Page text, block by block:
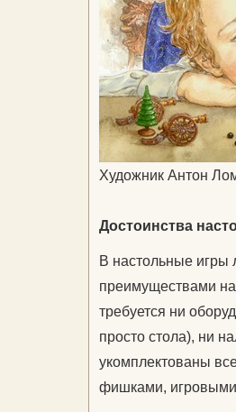
Художник Антон
Достоинства
В настольные игры
преимуществами
требуется ни
просто стола), ни
укомплектованы
фишками, игровыми